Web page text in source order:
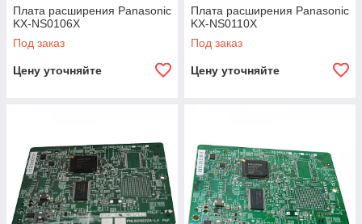
Плата расширения Panasonic
KX-NS0106X
Под заказ
Цену уточняйте
Плата расширения Panasonic
KX-NS0110X
Под заказ
Цену уточняйте